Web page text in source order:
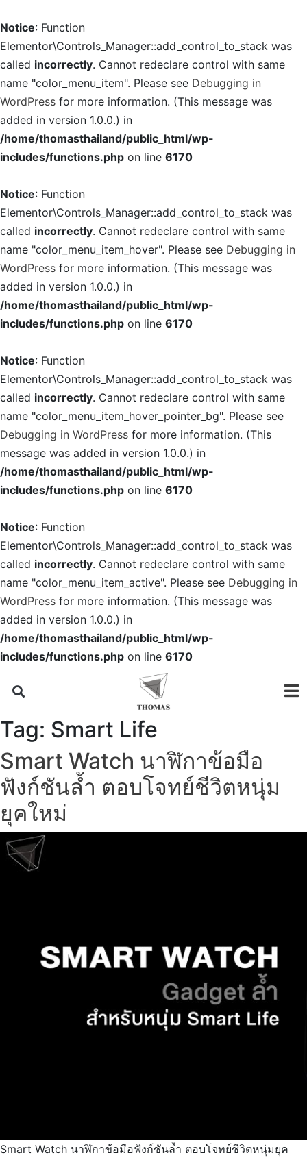
Notice: Function
Elementor\Controls_Manager::add_control_to_stack was
called incorrectly. Cannot redeclare control with same
name "color_menu_item". Please see Debugging in
WordPress for more information. (This message was
added in version 1.0.0.) in
/home/thomasthailand/public_html/wp-
includes/functions.php on line 6170
Notice: Function
Elementor\Controls_Manager::add_control_to_stack was
called incorrectly. Cannot redeclare control with same
name "color_menu_item_hover". Please see Debugging in
WordPress for more information. (This message was
added in version 1.0.0.) in
/home/thomasthailand/public_html/wp-
includes/functions.php on line 6170
Notice: Function
Elementor\Controls_Manager::add_control_to_stack was
called incorrectly. Cannot redeclare control with same
name "color_menu_item_hover_pointer_bg". Please see
Debugging in WordPress for more information. (This
message was added in version 1.0.0.) in
/home/thomasthailand/public_html/wp-
includes/functions.php on line 6170
Notice: Function
Elementor\Controls_Manager::add_control_to_stack was
called incorrectly. Cannot redeclare control with same
name "color_menu_item_active". Please see Debugging in
WordPress for more information. (This message was
added in version 1.0.0.) in
/home/thomasthailand/public_html/wp-
includes/functions.php on line 6170
Tag: Smart Life
Smart Watch นาฬิกาข้อมือ
ฟังก์ชันล้ำ ตอบโจทย์ชีวิตหนุ่ม
ยุคใหม่
Smart Watch นาฬิกาข้อมือฟังก์ชันล้ำ ตอบโจทย์ชีวิตหนุ่มยุค